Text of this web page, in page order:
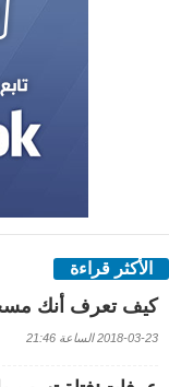
الأكثر قراءة
كيف تعرف أنك
2018-03-23 الساعة 21:46